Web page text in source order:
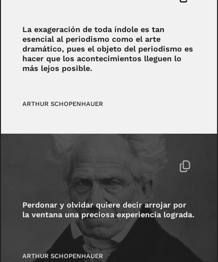
La exageración de toda índole es tan
esencial al periodismo como el arte
dramático, pues el objeto del periodismo es
hacer que los acontecimientos lleguen lo
más lejos posible.
ARTHUR SCHOPENHAUER
Perdonar y olvidar quiere decir arrojar por
la ventana una preciosa experiencia lograda.
ARTHUR SCHOPENHAUER